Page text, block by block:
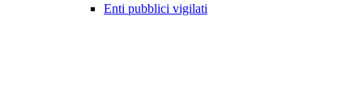
Enti pubblici vigilati